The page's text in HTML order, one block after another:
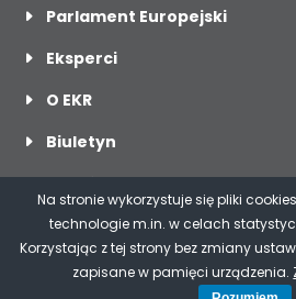
Parlament Europejski
Eksperci
O EKR
Biuletyn
O mnie
Dla mediów
Kontakt
Na stronie wykorzystuje się pliki
technologie m.in. w celach
Korzystając z tej strony bez zmiany
zapisane w pamięci urządzenia.